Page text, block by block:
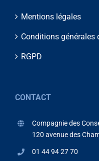
Mentions légales
Conditions générales
RGPD
CONTACT
Compagnie des
120 avenue des
01 44 94 27 70